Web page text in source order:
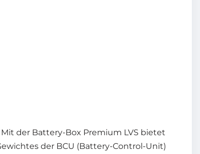
der Battery-Box Premium LVS bietet
der BCU (Battery-Control-Unit)